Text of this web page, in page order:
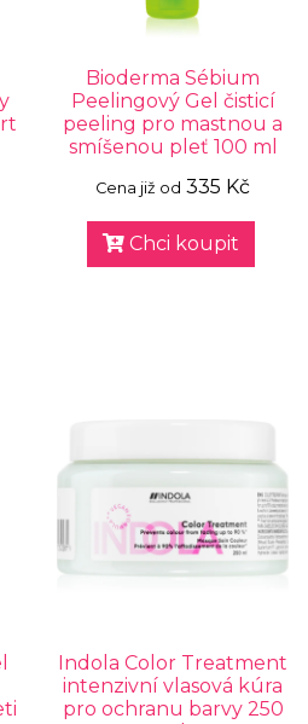
Bioderma Sébium
Peelingový Gel čisticí
peeling pro mastnou a
smíšenou pleť 100 ml
Cena již od 335 Kč
Chci koupit
Indola Color Treatment
intenzivní vlasová kúra
pro ochranu barvy 250